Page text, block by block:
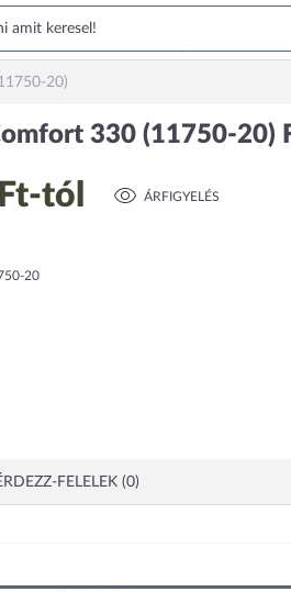
20)
330 (11750-20)
-tól ÁRFIGYELÉS
20
FELELEK (0)